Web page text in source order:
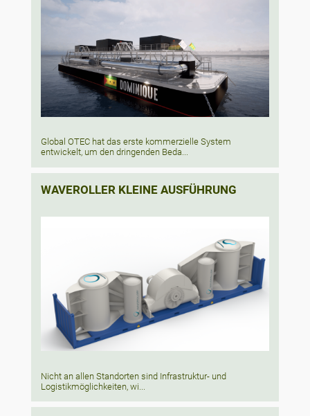
Global OTEC hat das erste kommerzielle System
entwickelt, um den dringenden Beda...
WAVEROLLER KLEINE AUSFÜHRUNG
Nicht an allen Standorten sind Infrastruktur- und
Logistikmöglichkeiten, wi...